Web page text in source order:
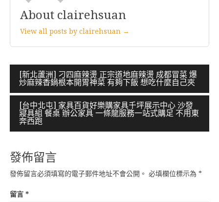
About clairehsuan
View all posts by clairehsuan →
文
章
導
覽
[新北蘆洲] 刁四麻辣燙 正宗道地麻辣燙 成都冒菜 爆
炒麻辣香鍋根本開胃神菜 有夠下飯 想吃什麼自己夾
[台中北屯] 家具百貨好樂購家具千坪展示中心 沙發
寢具組 餐桌 辦公家具 一條龍服務一站式購足 不用東
奔西跑
發佈留言
發佈留言必須填寫的電子郵件地址不會公開。 必填欄位標示為 *
留言 *